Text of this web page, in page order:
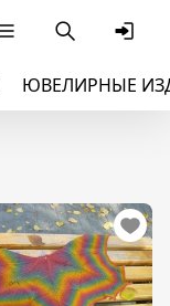
ЮВЕЛИРНЫЕ